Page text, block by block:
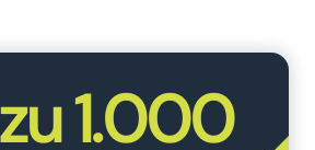
1.000